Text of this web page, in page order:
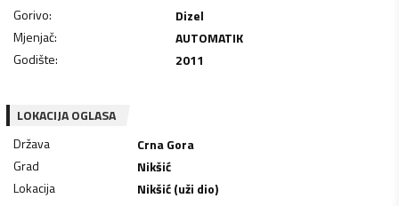
Gorivo:
Dizel
Mjenjač:
AUTOMATIK
Godište: 2011
LOKACIJA OGLASA
Država
Crna Gora
Grad
Nikšić
Lokacija
Nikšić (uži dio)